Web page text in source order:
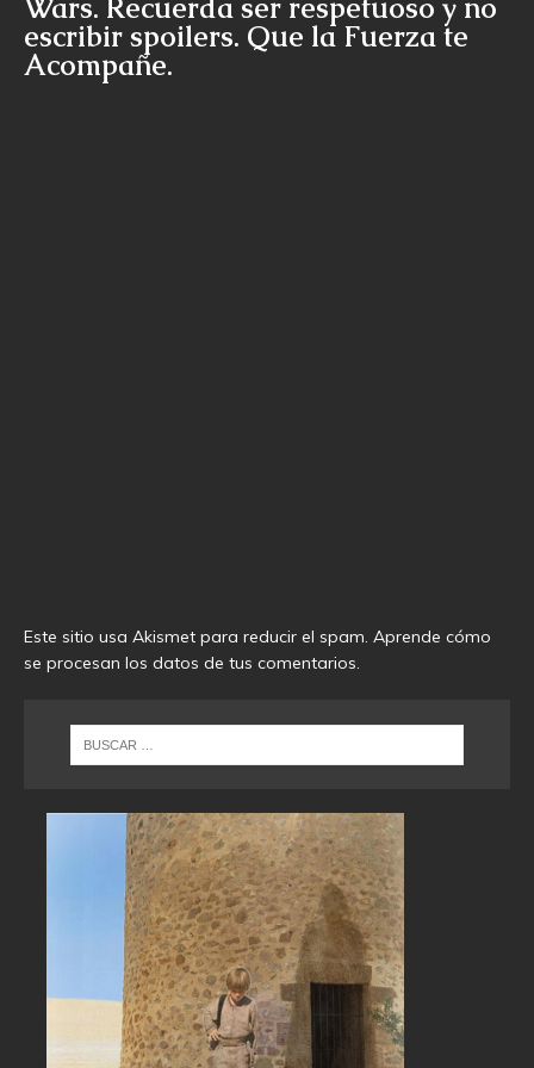
Wars. Recuerda ser respetuoso y no
escribir spoilers. Que la Fuerza te
Acompañe.
Este sitio usa Akismet para reducir el spam. Aprende cómo
se procesan los datos de tus comentarios.